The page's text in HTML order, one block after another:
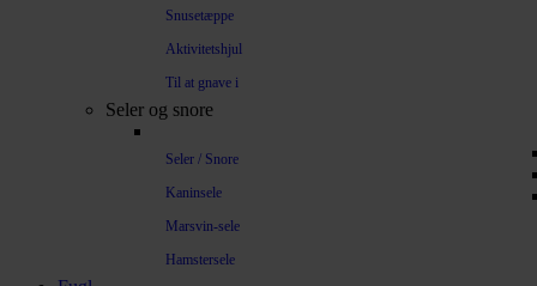
Snusetæppe
Aktivitetshjul
Til at gnave i
Seler og snore
Seler / Snore
Kaninsele
Marsvin-sele
Hamstersele